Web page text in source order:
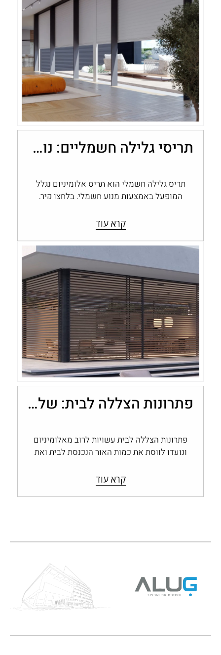
תריסי גלילה חשמליים: נוחות, שליטה ובקרת אור בבית
תריס גלילה חשמלי הוא תריס אלומיניום נגלל
המופעל באמצעות מנוע חשמלי, בלחצן קיר,
קרא עוד
פתרונות הצללה לבית: שליטה בכמות האור עם מערכות אלומיניום
פתרונות הצללה לבית עשויות לרוב מאלומיניום
ונועדו לווסת את כמות האור הנכנסת לבית ואת
קרא עוד